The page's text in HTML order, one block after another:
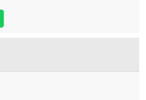
へ、心安らぐ時間をご提供い
気にすることなくゆったりと
た雰囲気のプライベート空間
う細やかな手技で、深いリラ
レッシュにぜひご利用くださ